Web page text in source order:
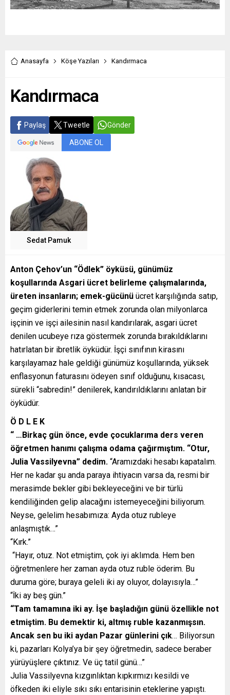
Anasayfa Köşe Yazıları Kandırmaca
Kandırmaca
Paylaş Tweetle Gönder
ABONE OL
Sedat Pamuk
Anton Çehov’un “Ödlek” öyküsü, günümüz
koşullarında Asgari ücret belirleme çalışmalarında,
üreten insanların; emek-gücünü ücret karşılığında satıp,
geçim giderlerini temin etmek zorunda olan milyonlarca
işçinin ve işçi ailesinin nasıl kandırılarak, asgari ücret
denilen ucubeye rıza göstermek zorunda bırakıldıklarını
hatırlatan bir ibretlik öyküdür. İşçi sınıfının kirasını
karşılayamaz hale geldiği günümüz koşullarında, yüksek
enflasyonun faturasını ödeyen sınıf olduğunu, kısacası,
sürekli “sabredin!” denilerek, kandırıldıklarını anlatan bir
öyküdür.
Ö D L E K
“ …Birkaç gün önce, evde çocuklarıma ders veren
öğretmen hanımı çalışma odama çağırmıştım. “Otur,
Julia Vassilyevna” dedim. “Aramızdaki hesabı kapatalım.
Her ne kadar şu anda paraya ihtiyacın varsa da, resmi bir
merasimde bekler gibi bekleyeceğini ve bir türlü
kendiliğinden gelip alacağını istemeyeceğini biliyorum.
Neyse, gelelim hesabımıza: Ayda otuz rubleye
anlaşmıştık…”
“Kırk.”
“Hayır, otuz. Not etmiştim, çok iyi aklımda. Hem ben
öğretmenlere her zaman ayda otuz ruble öderim. Bu
duruma göre; buraya geleli iki ay oluyor, dolayısıyla…”
“İki ay beş gün.”
“Tam tamamına iki ay. İşe başladığın günü özellikle not
etmiştim. Bu demektir ki, altmış ruble kazanmışsın.
Ancak sen bu iki aydan Pazar günlerini çık… Biliyorsun
ki, pazarları Kolya’ya bir şey öğretmedin, sadece beraber
yürüyüşlere çıktınız. Ve üç tatil günü…”
Julia Vassilyevna kızgınlıktan kıpkırmızı kesildi ve
öfkeden iki eliyle sıkı sıkı entarisinin eteklerine yapıştı.